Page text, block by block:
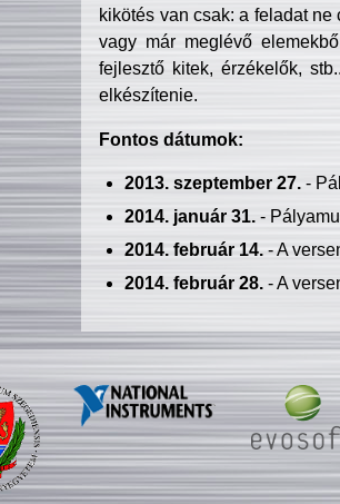
kikötés van csak: a feladat
vagy már meglévő
fejlesztő kitek, érzékelők,
elkészítenie.
Fontos dátumok:
2013. szeptember 27.-
2014. január 31.-
2014. február 14.- A
2014. február 28.- A